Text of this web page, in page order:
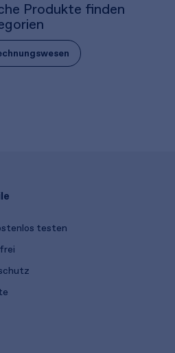
Produkte finden
testen